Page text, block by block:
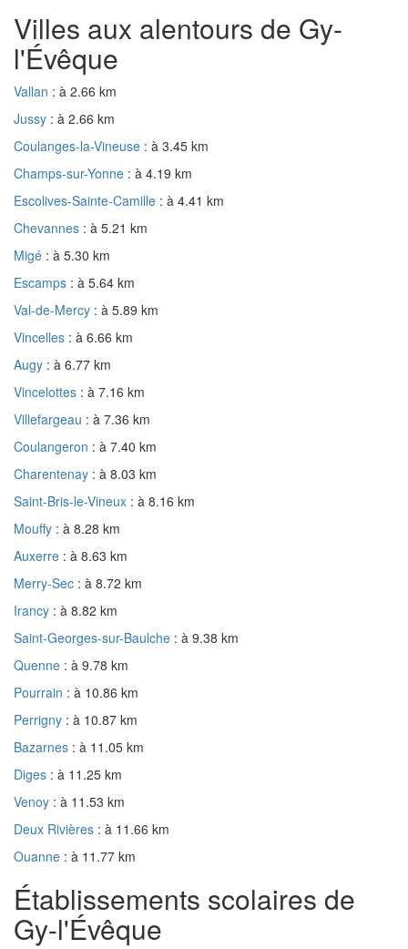
Villes aux alentours de Gy-
l'Évêque
Vallan : à 2.66 km
Jussy : à 2.66 km
Coulanges-la-Vineuse : à 3.45 km
Champs-sur-Yonne : à 4.19 km
Escolives-Sainte-Camille : à 4.41 km
Chevannes : à 5.21 km
Migé : à 5.30 km
Escamps : à 5.64 km
Val-de-Mercy : à 5.89 km
Vincelles : à 6.66 km
Augy : à 6.77 km
Vincelottes : à 7.16 km
Villefargeau : à 7.36 km
Coulangeron : à 7.40 km
Charentenay : à 8.03 km
Saint-Bris-le-Vineux : à 8.16 km
Mouffy : à 8.28 km
Auxerre : à 8.63 km
Merry-Sec : à 8.72 km
Irancy : à 8.82 km
Saint-Georges-sur-Baulche : à 9.38 km
Quenne : à 9.78 km
Pourrain : à 10.86 km
Perrigny : à 10.87 km
Bazarnes : à 11.05 km
Diges : à 11.25 km
Venoy : à 11.53 km
Deux Rivières : à 11.66 km
Ouanne : à 11.77 km
Établissements scolaires de
Gy-l'Évêque